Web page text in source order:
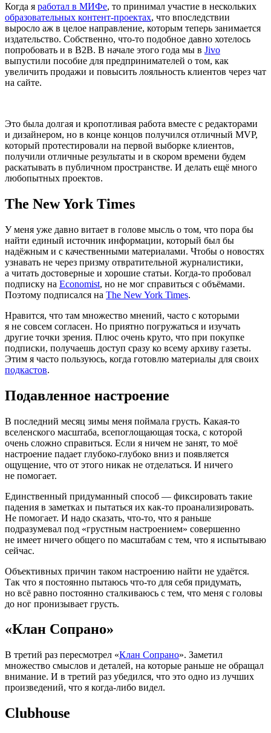
Когда я работал в МИФе, то принимал участие в нескольких
образовательных контент-проектах, что впоследствии
выросло аж в целое направление, которым теперь занимается
издательство. Собственно, что-то подобное давно хотелось
попробовать и в B2B. В начале этого года мы в Jivo
выпустили пособие для предпринимателей о том, как
увеличить продажи и повысить лояльность клиентов через чат
на сайте.
Это была долгая и кропотливая работа вместе с редакторами
и дизайнером, но в конце концов получился отличный MVP,
который протестировали на первой выборке клиентов,
получили отличные результаты и в скором времени будем
раскатывать в публичном пространстве. И делать ещё много
любопытных проектов.
The New York Times
У меня уже давно витает в голове мысль о том, что пора бы
найти единый источник информации, который был бы
надёжным и с качественными материалами. Чтобы о новостях
узнавать не через призму отвратительной журналистики,
а читать достоверные и хорошие статьи. Когда-то пробовал
подписку на Economist, но не мог справиться с объёмами.
Поэтому подписался на The New York Times.
Нравится, что там множество мнений, часто с которыми
я не совсем согласен. Но приятно погружаться и изучать
другие точки зрения. Плюс очень круто, что при покупке
подписки, получаешь доступ сразу ко всему архиву газеты.
Этим я часто пользуюсь, когда готовлю материалы для своих
подкастов.
Подавленное настроение
В последний месяц зимы меня поймала грусть. Какая-то
вселенского масштаба, всепоглощающая тоска, с которой
очень сложно справиться. Если я ничем не занят, то моё
настроение падает глубоко-глубоко вниз и появляется
ощущение, что от этого никак не отделаться. И ничего
не помогает.
Единственный придуманный способ — фиксировать такие
падения в заметках и пытаться их как-то проанализировать.
Не помогает. И надо сказать, что-то, что я раньше
подразумевал под «грустным настроением» совершенно
не имеет ничего общего по масштабам с тем, что я испытываю
сейчас.
Объективных причин таком настроению найти не удаётся.
Так что я постоянно пытаюсь что-то для себя придумать,
но всё равно постоянно сталкиваюсь с тем, что меня с головы
до ног пронизывает грусть.
«Клан Сопрано»
В третий раз пересмотрел «Клан Сопрано». Заметил
множество смыслов и деталей, на которые раньше не обращал
внимание. И в третий раз убедился, что это одно из лучших
произведений, что я когда-либо видел.
Clubhouse